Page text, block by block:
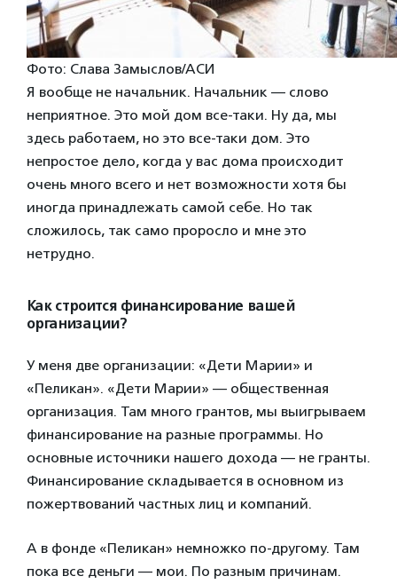
Фото: Слава Замыслов/АСИ
Я вообще не начальник. Начальник — слово
неприятное. Это мой дом все-таки. Ну да, мы
здесь работаем, но это все-таки дом. Это
непростое дело, когда у вас дома происходит
очень много всего и нет возможности хотя бы
иногда принадлежать самой себе. Но так
сложилось, так само проросло и мне это
нетрудно.
Как строится финансирование вашей
организации?
У меня две организации: «Дети Марии» и
«Пеликан». «Дети Марии» — общественная
организация. Там много грантов, мы выигрываем
финансирование на разные программы. Но
основные источники нашего дохода — не гранты.
Финансирование складывается в основном из
пожертвований частных лиц и компаний.
А в фонде «Пеликан» немножко по-другому. Там
пока все деньги — мои. По разным причинам.